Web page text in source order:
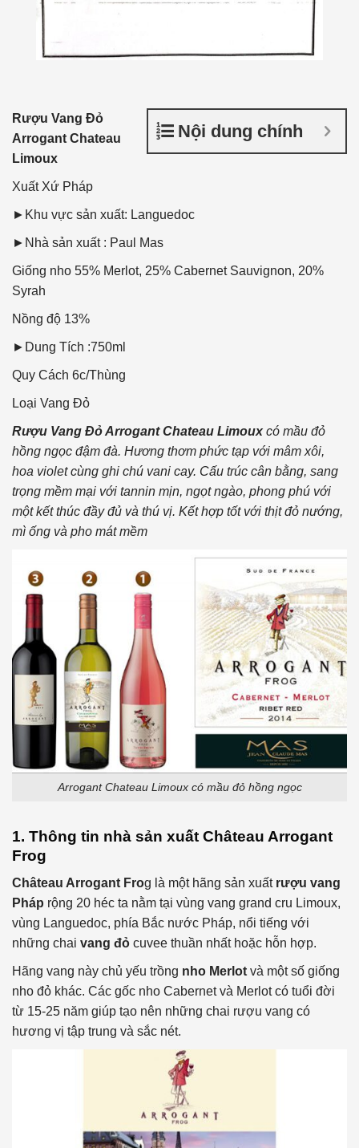
Nội dung chính
Rượu Vang Đỏ
Arrogant Chateau
Limoux
Xuất Xứ Pháp
►Khu vực sản xuất: Languedoc
►Nhà sản xuất : Paul Mas
Giống nho 55% Merlot, 25% Cabernet Sauvignon, 20%
Syrah
Nồng độ 13%
►Dung Tích :750ml
Quy Cách 6c/Thùng
Loại Vang Đỏ
Rượu Vang Đỏ Arrogant Chateau Limoux có mầu đỏ
hồng ngọc đậm đà. Hương thơm phức tạp với mâm xôi,
hoa violet cùng ghi chú vani cay. Cấu trúc cân bằng, sang
trọng mềm mại với tannin mịn, ngọt ngào, phong phú với
một kết thúc đầy đủ và thú vị. Kết hợp tốt với thịt đỏ nướng,
mì ống và pho mát mềm
Arrogant Chateau Limoux có mầu đỏ hồng ngọc
1. Thông tin nhà sản xuất Château Arrogant
Frog
Château Arrogant Frog là một hãng sản xuất rượu vang
Pháp rộng 20 héc ta nằm tại vùng vang grand cru Limoux,
vùng Languedoc, phía Bắc nước Pháp, nổi tiếng với
những chai vang đỏ cuvee thuần nhất hoặc hỗn hợp.
Hãng vang này chủ yếu trồng nho Merlot và một số giống
nho đỏ khác. Các gốc nho Cabernet và Merlot có tuổi đời
từ 15-25 năm giúp tạo nên những chai rượu vang có
hương vị tập trung và sắc nét.